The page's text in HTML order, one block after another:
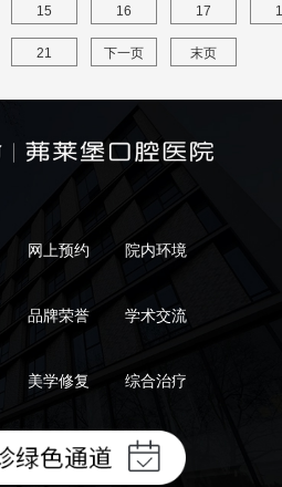
15 16 17
21 下一页 末页
网上预约 院内环境
品牌荣誉 学术交流
美学修复 综合治疗